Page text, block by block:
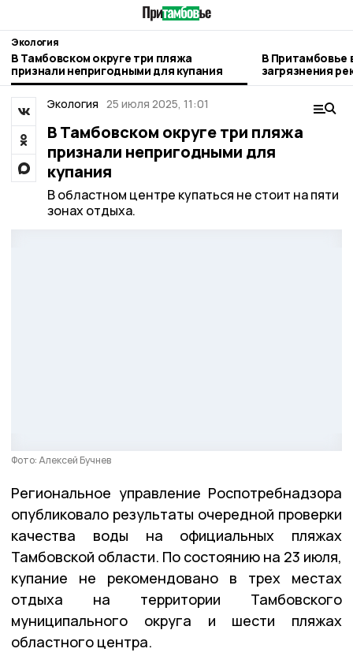
Экология
В Тамбовском округе три пляжа
признали непригодными для купания
В
загрязнения
Черняном
Экология 25 июля 2025, 11:01
В Тамбовском округе три пляжа
признали непригодными для
купания
В областном центре купаться не стоит на пяти
зонах отдыха.
Фото: Алексей Бучнев
Региональное управление Роспотребнадзора
опубликовало результаты очередной проверки
качества воды на официальных пляжах
Тамбовской области. По состоянию на 23 июля,
купание не рекомендовано в трех местах
отдыха на территории Тамбовского
муниципального округа и шести пляжах
областного центра.